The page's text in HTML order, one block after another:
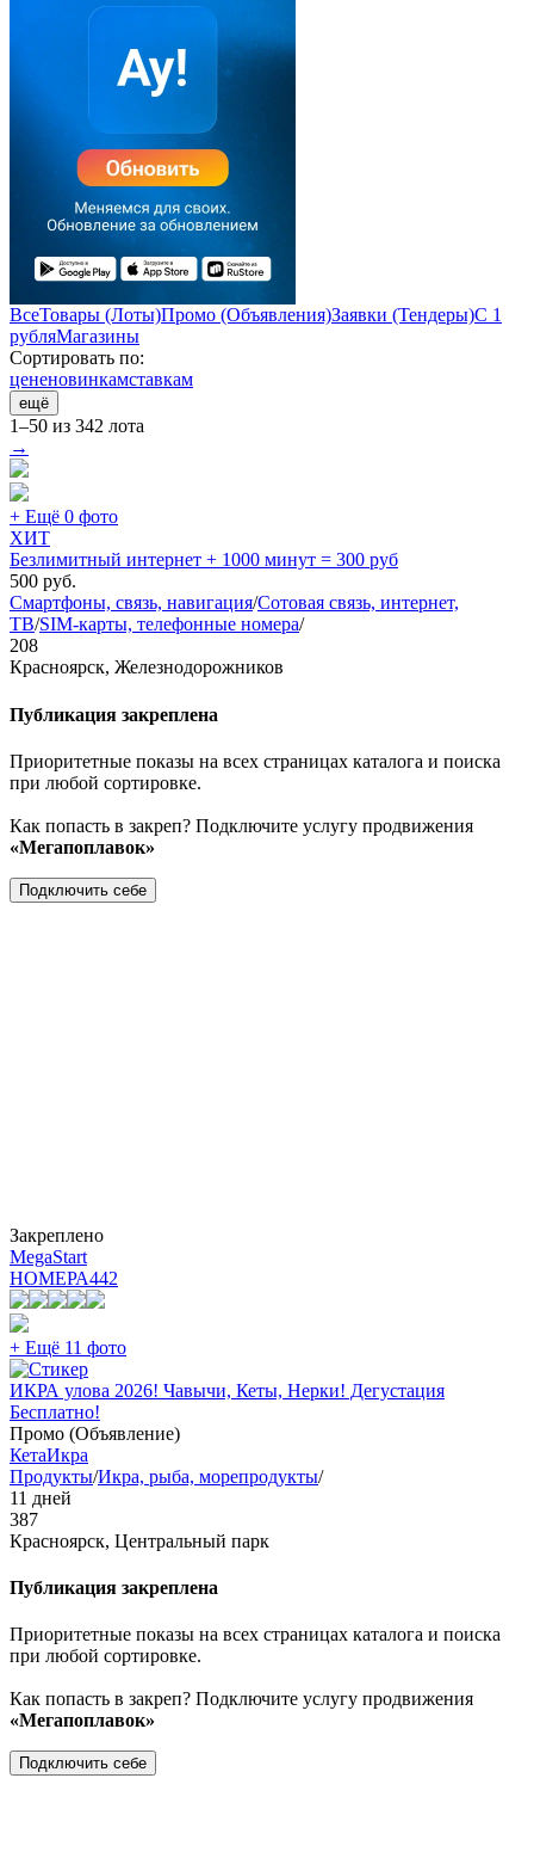
ВсеТовары (Лоты)Промо (Объявления)Заявки (Тендеры)С 1
рубляМагазины
Сортировать по:
цененовинкамставкам
ещё
1–50 из 342 лота
→
+ Ещё 0 фото
ХИТ
Безлимитный интернет + 1000 минут = 300 руб
500 руб.
Смартфоны, связь, навигация/Сотовая связь, интернет,
ТВ/SIM-карты, телефонные номера/
208
Красноярск, Железнодорожников
Публикация закреплена
Приоритетные показы на всех страницах каталога и поиска
при любой сортировке.
Как попасть в закреп? Подключите услугу продвижения
«Мегапоплавок»
Подключить себе
Закреплено
MegaStart
НОМЕРА442
+ Ещё 11 фото
ИКРА улова 2026! Чавычи, Кеты, Нерки! Дегустация
Бесплатно!
Промо (Объявление)
КетаИкра
Продукты/Икра, рыба, морепродукты/
11 дней
387
Красноярск, Центральный парк
Публикация закреплена
Приоритетные показы на всех страницах каталога и поиска
при любой сортировке.
Как попасть в закреп? Подключите услугу продвижения
«Мегапоплавок»
Подключить себе